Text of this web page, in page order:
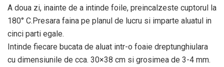
A doua zi, inainte de a intinde foile, preincalzeste cuptorul la
180° C.Presara faina pe planul de lucru si imparte aluatul in
cinci parti egale.
Intinde fiecare bucata de aluat intr-o foaie dreptunghiulara
cu dimensiunile de cca. 30×38 cm si grosimea de 3-4 mm.